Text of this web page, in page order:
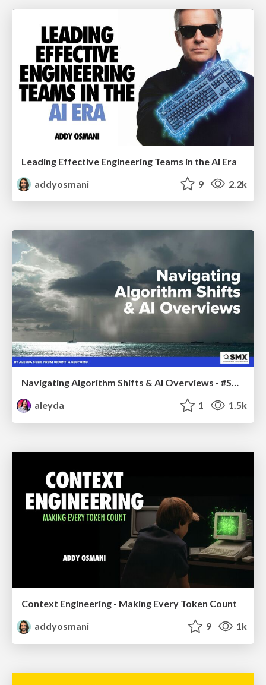
Leading Effective Engineering Teams in the AI Era
addyosmani
9 2.2k
Navigating Algorithm Shifts & AI Overviews - #SMXNext
aleyda
1 1.5k
Context Engineering - Making Every Token Count
addyosmani
9 1k